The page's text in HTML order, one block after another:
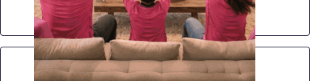
No Post Found
No Post Found